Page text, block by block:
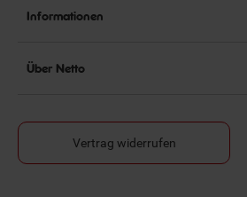
Informationen
Über Netto
Vertrag widerrufen